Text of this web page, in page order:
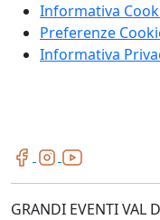
Informativa
Preferenze
Informativa
GRANDI EVENTI VAL